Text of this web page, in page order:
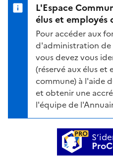
L'Espace
élus et employés
Pour accéder aux
d'administration de
vous devez vous
(réservé aux élus et
commune) à l'aide
et obtenir une
l'équipe de